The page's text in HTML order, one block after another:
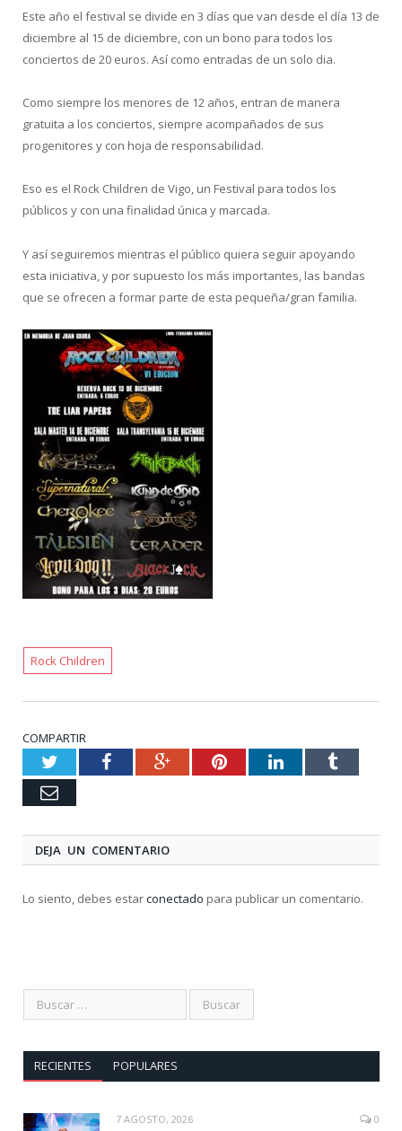
Este año el festival se divide en 3 días que van desde el día 13 de
diciembre al 15 de diciembre, con un bono para todos los
conciertos de 20 euros. Así como entradas de un solo dia.
Como siempre los menores de 12 años, entran de manera
gratuita a los conciertos, siempre acompañados de sus
progenitores y con hoja de responsabilidad.
Eso es el Rock Children de Vigo, un Festival para todos los
públicos y con una finalidad única y marcada.
Y así seguiremos mientras el público quiera seguir apoyando
esta iniciativa, y por supuesto los más importantes, las bandas
que se ofrecen a formar parte de esta pequeña/gran familia.
Rock Children
COMPARTIR
TwitterFacebookGoogle+PinterestLinkedInTumblr
Email
DEJA UN COMENTARIO
Lo siento, debes estarconectado para publicar un comentario.
RECIENTES POPULARES
7 AGOSTO, 2026 0